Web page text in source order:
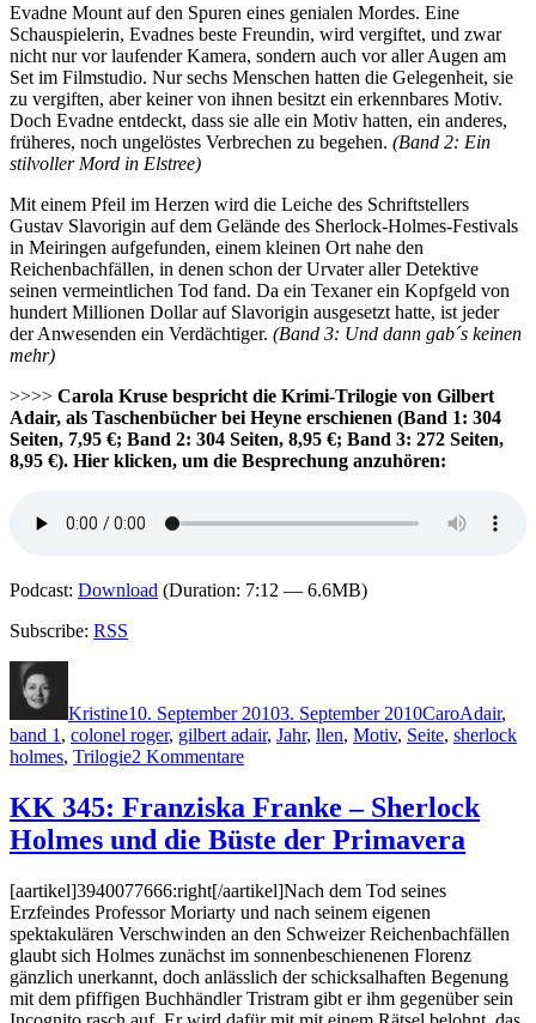
Evadne Mount auf den Spuren eines genialen Mordes. Eine
Schauspielerin, Evadnes beste Freundin, wird vergiftet, und zwar
nicht nur vor laufender Kamera, sondern auch vor aller Augen am
Set im Filmstudio. Nur sechs Menschen hatten die Gelegenheit, sie
zu vergiften, aber keiner von ihnen besitzt ein erkennbares Motiv.
Doch Evadne entdeckt, dass sie alle ein Motiv hatten, ein anderes,
früheres, noch ungelöstes Verbrechen zu begehen. (Band 2: Ein
stilvoller Mord in Elstree)
Mit einem Pfeil im Herzen wird die Leiche des Schriftstellers
Gustav Slavorigin auf dem Gelände des Sherlock-Holmes-Festivals
in Meiringen aufgefunden, einem kleinen Ort nahe den
Reichenbachfällen, in denen schon der Urvater aller Detektive
seinen vermeintlichen Tod fand. Da ein Texaner ein Kopfgeld von
hundert Millionen Dollar auf Slavorigin ausgesetzt hatte, ist jeder
der Anwesenden ein Verdächtiger. (Band 3: Und dann gab´s keinen
mehr)
>>>> Carola Kruse bespricht die Krimi-Trilogie von Gilbert
Adair, als Taschenbücher bei Heyne erschienen (Band 1: 304
Seiten, 7,95 €; Band 2: 304 Seiten, 8,95 €; Band 3: 272 Seiten,
8,95 €). Hier klicken, um die Besprechung anzuhören:
Podcast: Download (Duration: 7:12 — 6.6MB)
Subscribe: RSS
Kristine10. September 20103. September 2010CaroAdair,
band 1 , colonel roger, gilbert adair, Jahr, llen, Motiv, Seite, sherlock
holmes, Trilogie2 Kommentarezu
522:
Die
Krimi-
von
Gilbert
Adair
KK 345: Franziska Franke – Sherlock
Holmes und die Büste der Primavera
[aartikel]3940077666:right[/aartikel]Nach dem Tod seines
Erzfeindes Professor Moriarty und nach seinem eigenen
spektakulären Verschwinden an den Schweizer Reichenbachfällen
glaubt sich Holmes zunächst im sonnenbeschienenen Florenz
gänzlich unerkannt, doch anlässlich der schicksalhaften Begenung
mit dem pfiffigen Buchhändler Tristram gibt er ihm gegenüber sein